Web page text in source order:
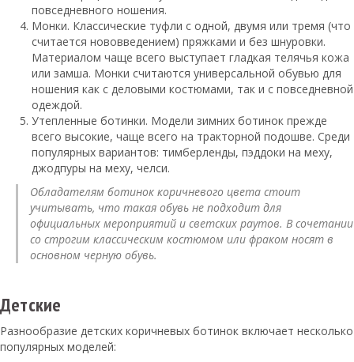
повседневного ношения.
Монки. Классические туфли с одной, двумя или тремя (что
считается нововведением) пряжками и без шнуровки.
Материалом чаще всего выступает гладкая телячья кожа
или замша. Монки считаются универсальной обувью для
ношения как с деловыми костюмами, так и с повседневной
одеждой.
Утепленные ботинки. Модели зимних ботинок прежде
всего высокие, чаще всего на тракторной подошве. Среди
популярных вариантов: тимберленды, пэддоки на меху,
джодпуры на меху, челси.
Обладателям ботинок коричневого цвета стоит
учитывать, что такая обувь не подходит для
официальных мероприятий и светских раутов. В сочетании
со строгим классическим костюмом или фраком носят в
основном черную обувь.
Детские
Разнообразие детских коричневых ботинок включает несколько
популярных моделей: